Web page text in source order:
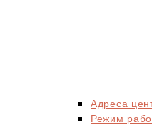
Адреса
Режим